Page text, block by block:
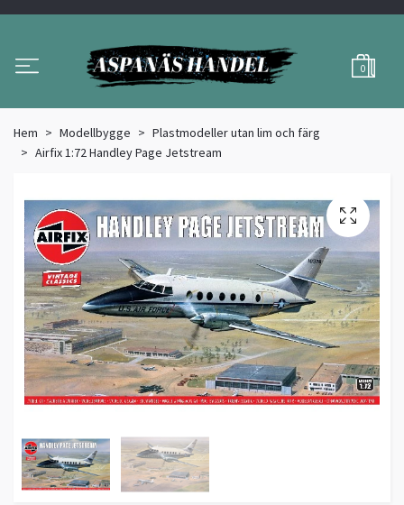
0
Hem Modellbygge
Plastmodeller utan lim och färg
Airfix 1:72 Handley Page Jetstream